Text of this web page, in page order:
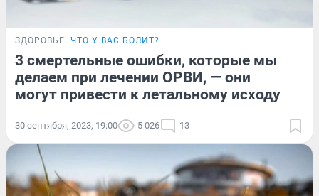
ЗДОРОВЬЕ ЧТО У ВАС БОЛИТ?
3 смертельные ошибки, которые мы
делаем при лечении ОРВИ, — они
могут привести к летальному исходу
30 сентября, 2023, 19:00 5 026 13